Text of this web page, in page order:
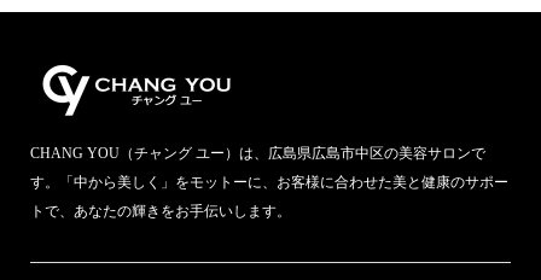
CHANG YOU（チャング ユー）は、広島県広島市中区の美容サロンで
す。「中から美しく」をモットーに、お客様に合わせた美と健康のサポー
トで、あなたの輝きをお手伝いします。